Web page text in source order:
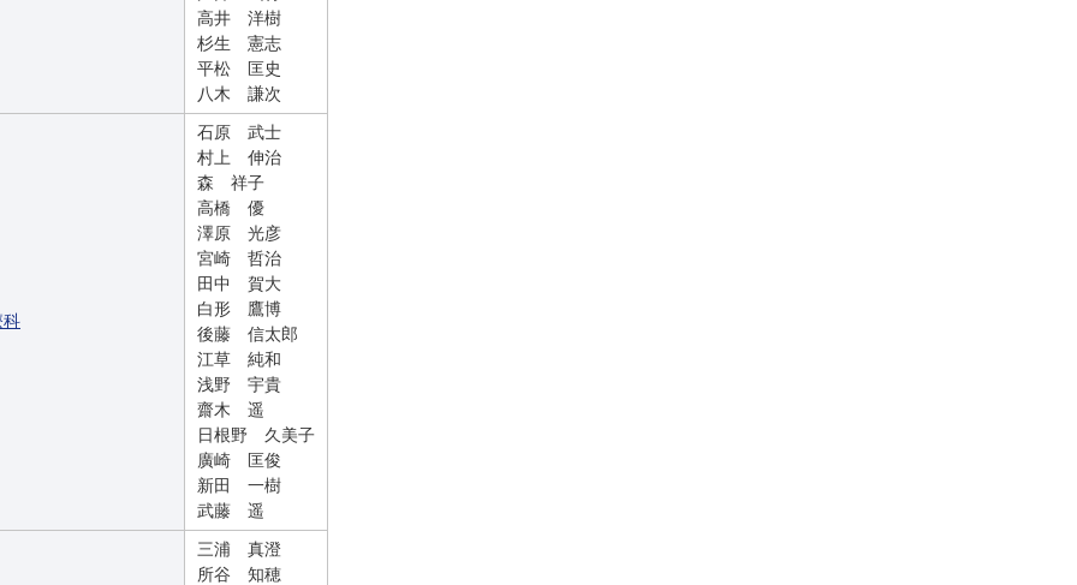
高井 洋樹
杉生 憲志
平松 匡史
八木 謙次
科
石原 武士
村上 伸治
森 祥子
高橋 優
澤原 光彦
宮崎 哲治
田中 賀大
白形 鷹博
後藤 信太郎
江草 純和
浅野 宇貴
齋木 遥
日根野 久美子
廣崎 匡俊
新田 一樹
武藤 遥
三浦 真澄
所谷 知穂